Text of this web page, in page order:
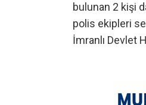
bulunan 2 kişi
polis ekipleri
İmranlı Devlet